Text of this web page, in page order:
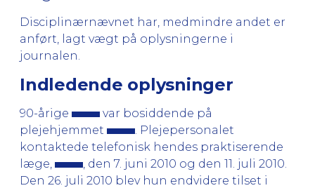
Disciplinærnævnet har, medmindre andet er
anført, lagt vægt på oplysningerne i
journalen.
Indledende oplysninger
90-årige
var bosiddende på
plejehjemmet
. Plejepersonalet
kontaktede telefonisk hendes praktiserende
læge,
, den 7. juni 2010 og den 11. juli 2010.
Den 26. juli 2010 blev hun endvidere tilset i